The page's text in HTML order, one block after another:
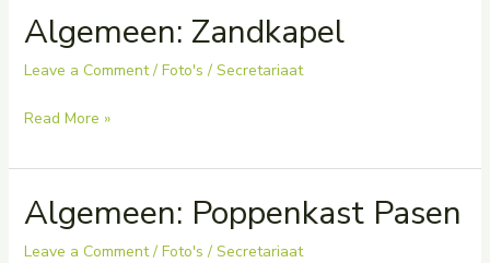
Algemeen: Zandkapel
Leave a Comment / Foto's / Secretariaat
Algemeen:
Read More »
Algemeen: Poppenkast Pasen
Leave a Comment / Foto's / Secretariaat